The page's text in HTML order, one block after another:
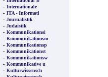
- Internationale
- ITA - Informati
- Journalistik
- Judaistik
- Kommunikationsi
- Kommunikationsm
- Kommunikationsp
- Kommunikationst
- Kommunikationsw
- Kommunikative u
- Kulturwissensch